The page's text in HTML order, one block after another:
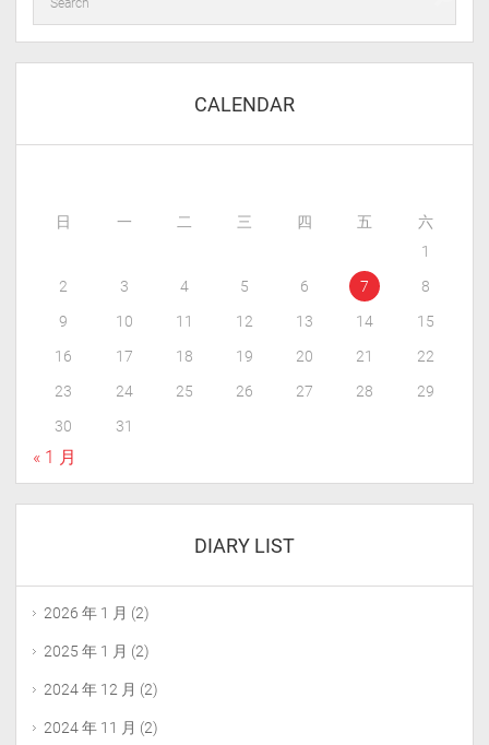
CALENDAR
日 一 二 三 四 五
六
1
2
3 4 5 6 7
8
9
10 11 12 13 14
15
16
17 18 19 20 21
22
23
24 25 26 27 28
29
30
31
« 1 月
DIARY LIST
2026 年 1 月 (2)
2025 年 1 月 (2)
2024 年 12 月 (2)
2024 年 11 月 (2)